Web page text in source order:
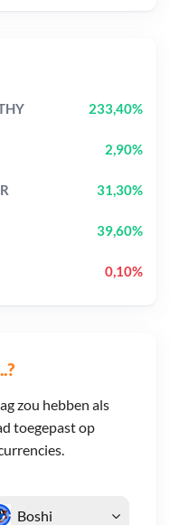
zou hebben als
toegepast op
233,40%
2,90%
31,30%
39,60%
0,10%